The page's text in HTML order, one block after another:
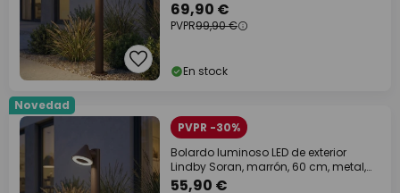
IP44
69,90 €
PVPR99,90 €
En stock
Novedad
PVPR -30%
Bolardo luminoso LED de exterior
Lindby Soran, marrón, 60 cm, metal,
IP44
55,90 €